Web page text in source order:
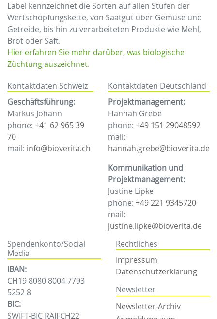
Label kennzeichnet die Sorten auf allen Stufen der
Wertschöpfungskette, von Saatgut über Gemüse und
Getreide, bis hin zu verarbeiteten Produkte wie Mehl,
Brot oder Saft.
Hier erfahren Sie mehr darüber, was biologische
Züchtung auszeichnet.
Kontaktdaten Schweiz
Geschäftsführung:
Markus Johann
phone: +41 62 965 39
70
mail: info@bioverita.ch
Kontaktdaten Deutschland
Projektmanagement:
Hannah Grebe
phone: +49 151 29048592
mail:
hannah.grebe@bioverita.de
Kommunikation und
Projektmanagement:
Justine Lipke
phone: +49 221 9345720
mail:
justine.lipke@bioverita.de
Spendenkonto/Social
Media
IBAN:
CH19 8080 8004 7793
5252 8
BIC:
SWIFT-BIC RAIFCH22
Rechtliches
Impressum
Datenschutzerklärung
Newsletter
Newsletter-Archiv